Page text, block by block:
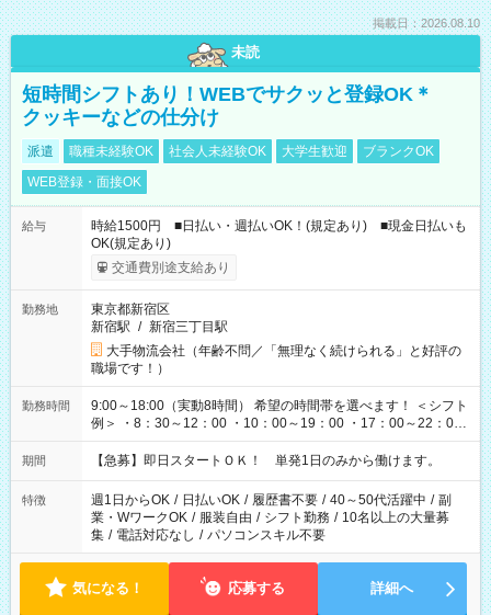
掲載日：2026.08.10
未読
短時間シフトあり！WEBでサクッと登録OK＊
クッキーなどの仕分け
派遣 職種未経験OK 社会人未経験OK 大学生歓迎
ブランクOK
WEB登録・面接OK
給与
時給1500円 ■日払い・週払いOK！(規定あり) ■現金日払いも
OK(規定あり)
交通費別途支給あり
勤務地
東京都新宿区
新宿駅 / 新宿三丁目駅
大手物流会社（年齢不問／「無理なく続けられる」と好評の
職場です！）
勤務時間
9:00～18:00（実動8時間） 希望の時間帯を選べます！ ＜シフト
例＞ ・8：30～12：00 ・10：00～19：00 ・17：00～22：00
・13：00～22：00 ・22：00～翌6：00 など
期間 【急募】即日スタートＯＫ！ 単発1日のみから働けます。
特徴 週1日からOK / 日払いOK / 履歴書不要 / 40～50代活躍中 / 副
業・WワークOK / 服装自由 / シフト勤務 / 10名以上の大量募
集 / 電話対応なし / パソコンスキル不要
気になる！ 応募する 詳細へ